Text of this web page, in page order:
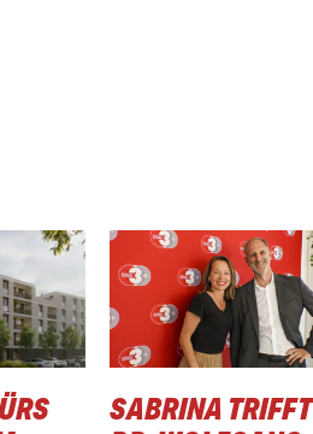
SABRINA TRIFFT